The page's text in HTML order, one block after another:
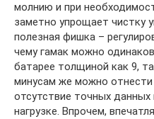
молнию и при
заметно упрощает чистку
полезная фишка –
чему гамак можно
батарее толщиной как 9,
минусам же можно
отсутствие точных
нагрузке. Впрочем,